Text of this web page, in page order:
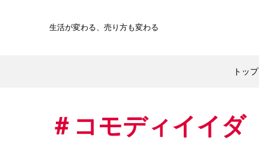
生活が変わる、 売り方も変わる
トップ
コモディイイダ